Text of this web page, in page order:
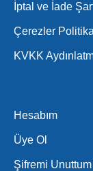
İptal ve İade
Çerezler
KVKK
Hesabım
Üye Ol
Şifremi Unuttum